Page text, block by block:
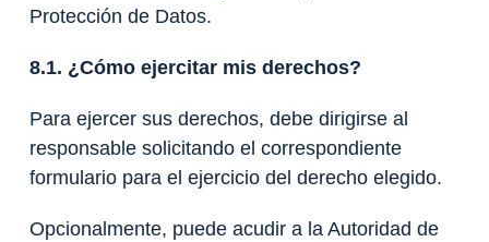
Protección de Datos.
8.1. ¿Cómo ejercitar mis derechos?
Para ejercer sus derechos, debe dirigirse al
responsable solicitando el correspondiente
formulario para el ejercicio del derecho elegido.
Opcionalmente, puede acudir a la Autoridad de